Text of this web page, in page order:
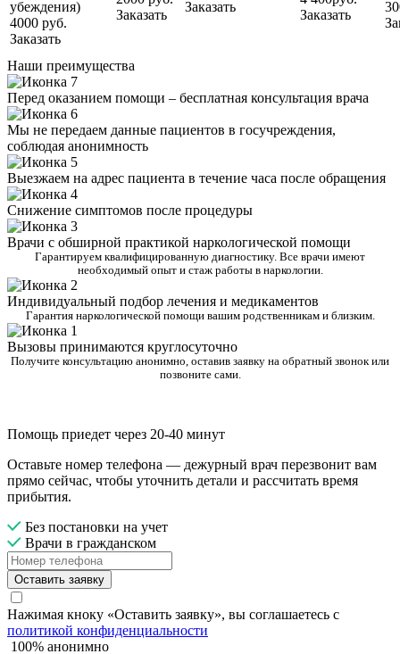
убеждения)
4000 руб.
Заказать
Заказать
Заказать
Заказать
Наши преимущества
Перед оказанием помощи – бесплатная консультация врача
Мы не передаем данные пациентов в госучреждения,
соблюдая анонимность
Выезжаем на адрес пациента в течение часа после обращения
Снижение симптомов после процедуры
Врачи с обширной практикой наркологической помощи
Гарантируем квалифицированную диагностику. Все врачи имеют
необходимый опыт и стаж работы в наркологии.
Индивидуальный подбор лечения и медикаментов
Гарантия наркологической помощи вашим родственникам и близким.
Вызовы принимаются круглосуточно
Получите консультацию анонимно, оставив заявку на обратный звонок или
позвоните сами.
Помощь приедет через 20-40 минут
Оставьте номер телефона — дежурный врач перезвонит вам
прямо сейчас, чтобы уточнить детали и рассчитать время
прибытия.
Без постановки на учет
Врачи в гражданском
Оставить заявку
Нажимая кноку «Оставить заявку», вы соглашаетесь с
политикой конфиденциальности
100% анонимно